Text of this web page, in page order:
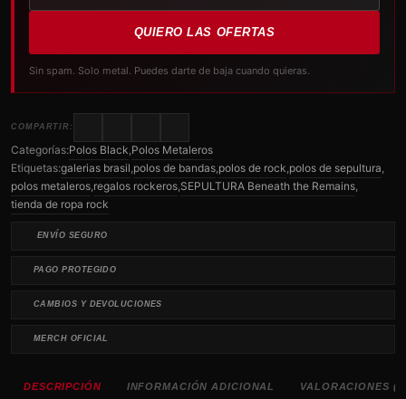
QUIERO LAS OFERTAS
Sin spam. Solo metal. Puedes darte de baja cuando quieras.
COMPARTIR:
Categorías:Polos Black Polos Metaleros
Etiquetas:galerias brasil polos de bandas polos de rock polos de sepultura
polos metaleros regalos rockeros SEPULTURA Beneath the Remains
tienda de ropa rock
ENVÍO SEGURO
PAGO PROTEGIDO
CAMBIOS Y DEVOLUCIONES
MERCH OFICIAL
DESCRIPCIÓN INFORMACIÓN ADICIONAL VALORACIONES